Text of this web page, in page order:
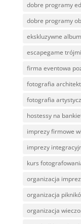
dobre programy
dobre programy
ekskluzywne
escapegame
firma eventowa
fotografia
fotografia
hostessy na
imprezy firmowe
imprezy
kurs
organizacja
organizacja
organizacja